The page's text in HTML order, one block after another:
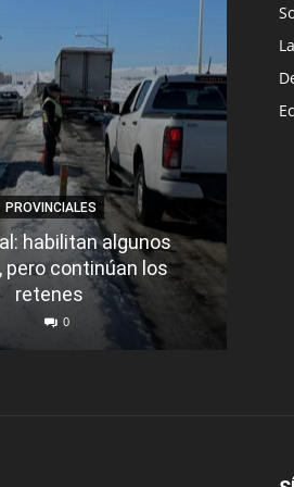
PROVINCIALES
habilitan algunos
pero continúan los
retenes
0